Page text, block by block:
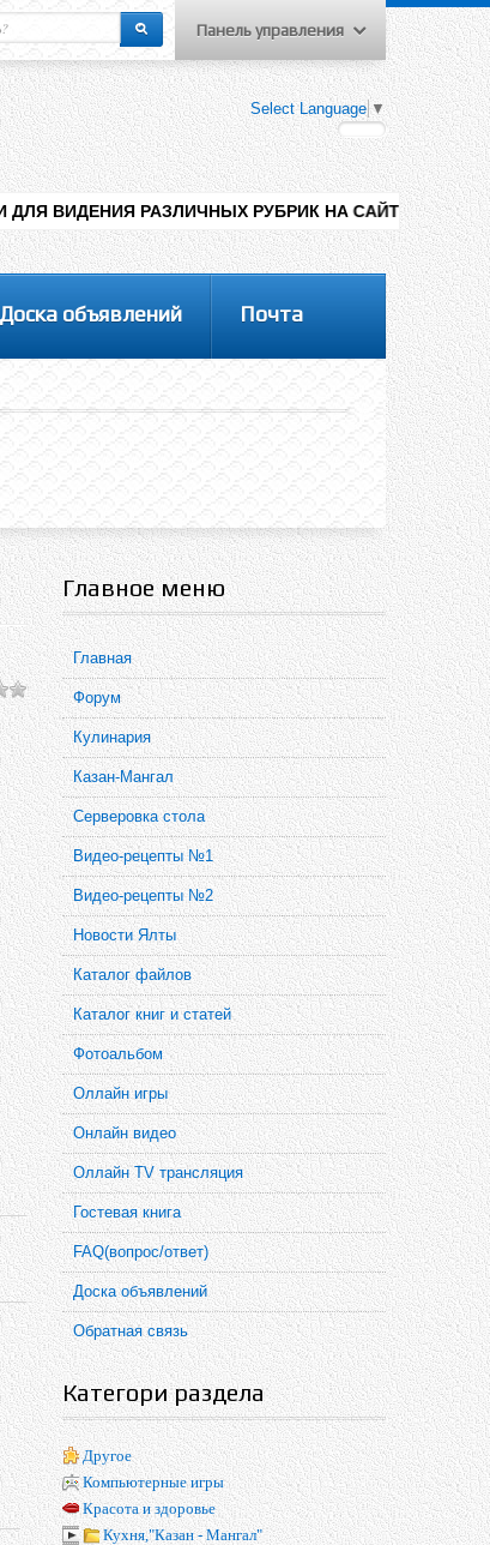
сайт
Панель управления
Select Language ▼
РАЗЛИЧНЫХ РУБРИК НА САЙТЕ , ДОБАВЛЕНИЯ
Доска объявлений Почта
Главное меню
Главная
Форум
Кулинария
Казан-Мангал
Серверовка стола
Видео-рецепты №1
Видео-рецепты №2
Новости Ялты
Каталог файлов
Каталог книг и статей
Фотоальбом
Оллайн игры
Онлайн видео
Оллайн TV трансляция
Гостевая книга
FAQ(вопрос/ответ)
Доска объявлений
Обратная связь
Категори раздела
Другое
Компьютерные игры
Красота и здоровье
Кухня,"Казан - Мангал"